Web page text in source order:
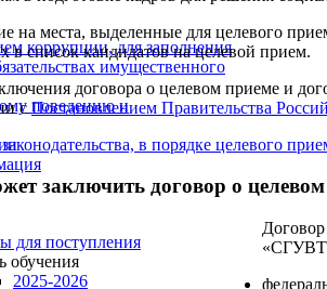
коррупции, для заполнения
имущественного
поведению и
для поступления
обучения
2025-2026
на места, выделенные для целевого
в список кандидатов на целевой прием.
договора о целевом приеме и
с Постановлением Правительства
в порядке целевого
заключить договор о